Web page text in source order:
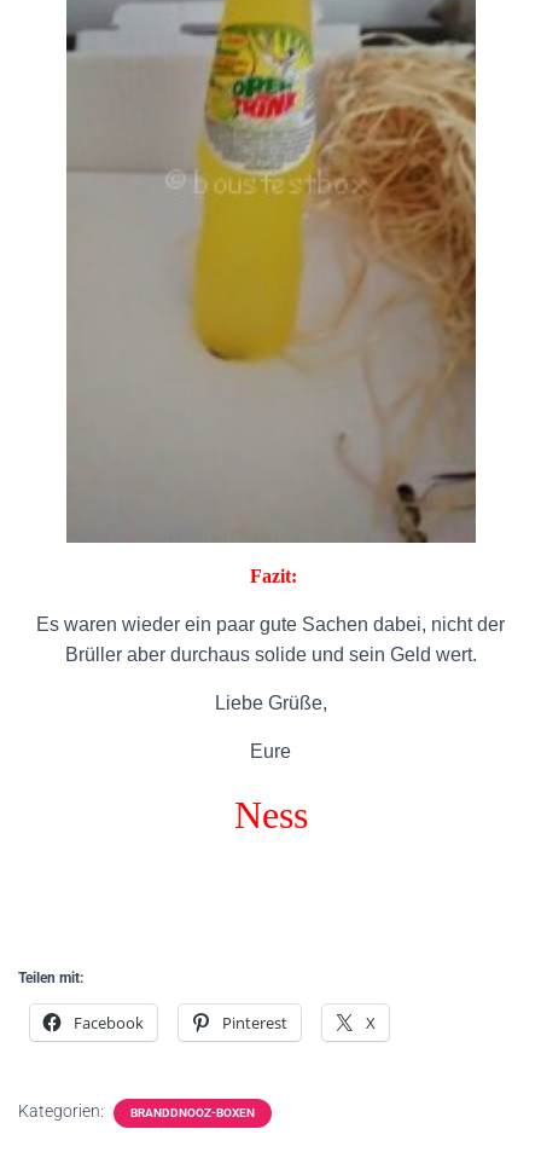
Fazit:
Es waren wieder ein paar gute Sachen dabei, nicht der
Brüller aber durchaus solide und sein Geld wert.
Liebe Grüße,
Eure
Ness
Teilen mit:
Facebook Pinterest X
Kategorien: BRANDDNOOZ-BOXEN